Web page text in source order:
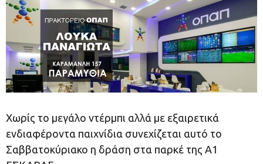
Χωρίς το μεγάλο ντέρμπι αλλά με εξαιρετικά
ενδιαφέροντα παιχνίδια συνεχίζεται αυτό το
Σαββατοκύριακο η δράση στα παρκέ της Α1